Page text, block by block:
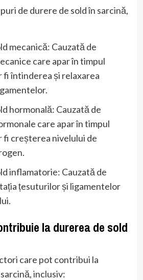
de durere de sold în sarcină,
mecanică: Cauzată de
care apar în timpul
fi întinderea și relaxarea
hormonală: Cauzată de
care apar în timpul
fi creșterea nivelului de
inflamatorie: Cauzată de
țesuturilor și ligamentelor
la durerea de sold
care pot contribui la
inclusiv: